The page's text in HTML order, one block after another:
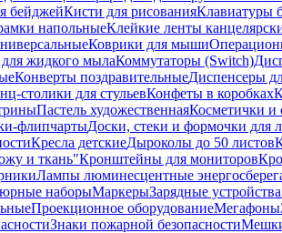
бейджейКисти для рисованияКлавиатуры
напольныеКлейкие ленты
Коврики для мыши
жидкого мылаКоммутаторы (Switch)
Конверты поздравительныеДиспенсеры
столики для стульевКонфеты в коробках
Пастель художественнаяКосметички и
флипчартыДоски, стеки и формочки для
Кресла детскиеДыроколы до 50 листов
и ткань"Кронштейны для мониторов
Лампы люминесцентные
наборыМаркерыЗарядные
Проекционное оборудованиеМегафоны
Знаки пожарной безопасности